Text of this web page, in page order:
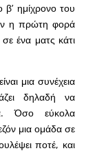
β’ ημίχρονο του
η πρώτη φορά
ένα ματς κάτι
μια συνέχεια
δηλαδή να
Όσο εύκολα
μια ομάδα σε
ποτέ, και